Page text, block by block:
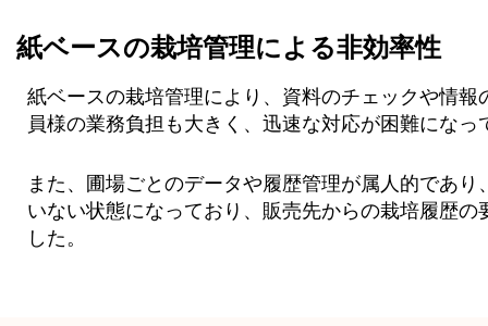
紙ベースの栽培管理による非効率性
紙ベースの栽培管理により、資料のチェックや情
員様の業務負担も大きく、迅速な対応が困難になっ
また、圃場ごとのデータや履歴管理が属人的であ
いない状態になっており、販売先からの栽培履歴
した。